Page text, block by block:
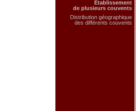
Établissement
de plusieurs couvents
Distribution géographique
des différents couvents